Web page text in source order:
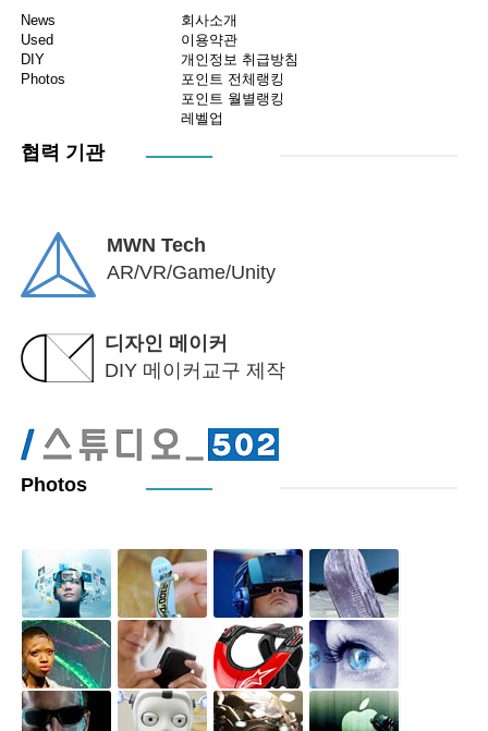
News
Used
DIY
Photos
회사소개
이용약관
개인정보 취급방침
포인트 전체랭킹
포인트 월별랭킹
레벨업
협력 기관
MWN Tech
AR/VR/Game/Unity
디자인 메이커
DIY 메이커교구 제작
Photos